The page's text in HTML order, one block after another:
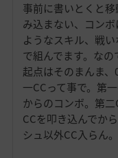
事前に書いとくと
み込まない、コン
ようなスキル、戦
で組んでます。なの
起点はそのまんま
一CCって事で。第
からのコンボ。第
CCを叩き込んでか
シュ以外CC入らん。